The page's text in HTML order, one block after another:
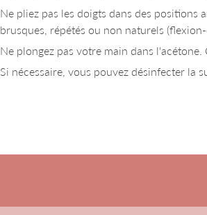
Ne pliez pas les doigts dans des positions
brusques, répétés ou non naturels
Ne plongez pas votre main dans
Si nécessaire, vous pouvez désinfecter la